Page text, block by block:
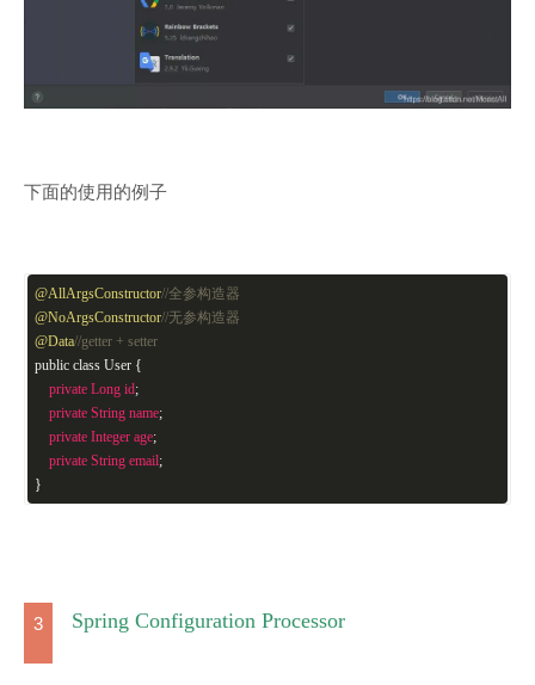
下面的使用的例子
@AllArgsConstructor//全参构造器
@NoArgsConstructor//无参构造器
@Data//getter + setter
public class User {
private Long id;
private String name;
private Integer age;
private String email;
}
3 Spring Configuration Processor